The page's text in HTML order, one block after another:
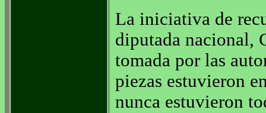
La iniciativa de
diputada nacional,
tomada por las
piezas estuvieron
nunca estuvieron